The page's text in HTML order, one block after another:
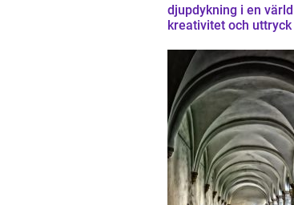
djupdykning i en
kreativitet och uttryck